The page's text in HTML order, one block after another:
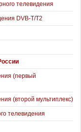
телевидения
DVB-T/T2
(первый
(второй мультиплекс)
телевидения